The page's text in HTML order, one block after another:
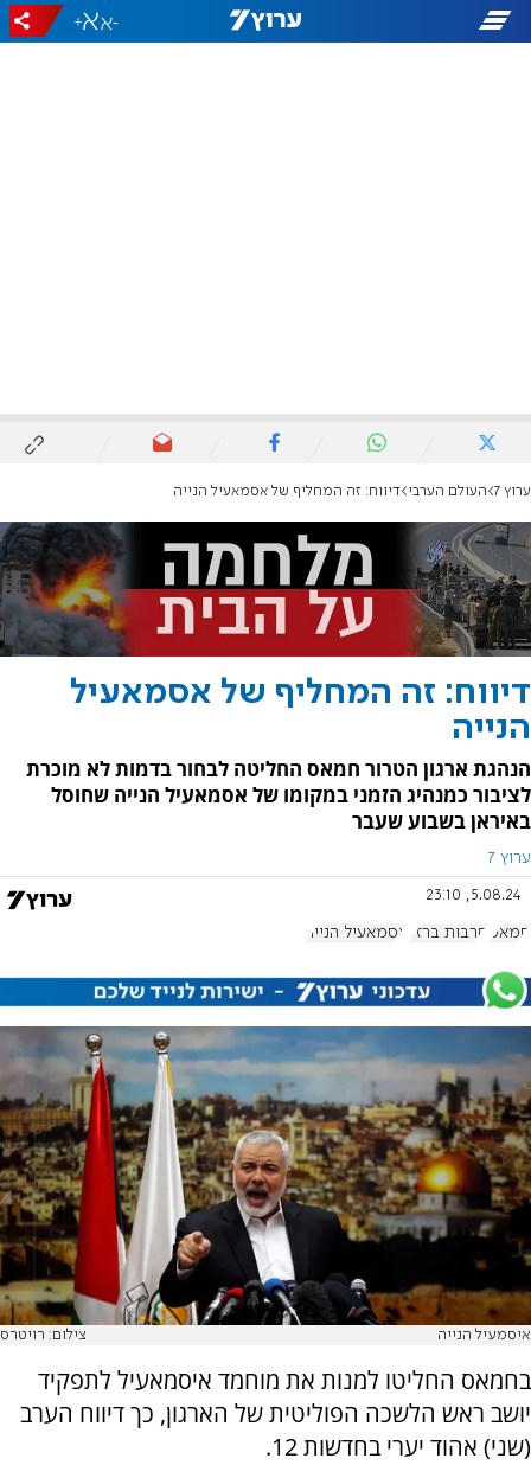
-
+
ערוץ 7 העולם הערבי דיווח: זה המחליף של אסמאעיל הנייה
דיווח: זה המחליף של אסמאעיל
הנייה
הנהגת ארגון הטרור חמאס החליטה לבחור בדמות לא מוכרת
לציבור כמנהיג הזמני במקומו של אסמאעיל הנייה שחוסל
באיראן בשבוע שעבר
ערוץ 7
5.08.24, 23:10
חמאס חרבות ברזל אסמאעיל הנייה
איסמעיל הנייה צילום: רויטרס
בחמאס החליטו למנות את מוחמד איסמאעיל לתפקיד
יושב ראש הלשכה הפוליטית של הארגון, כך דיווח הערב
(שני) אהוד יערי בחדשות 12.